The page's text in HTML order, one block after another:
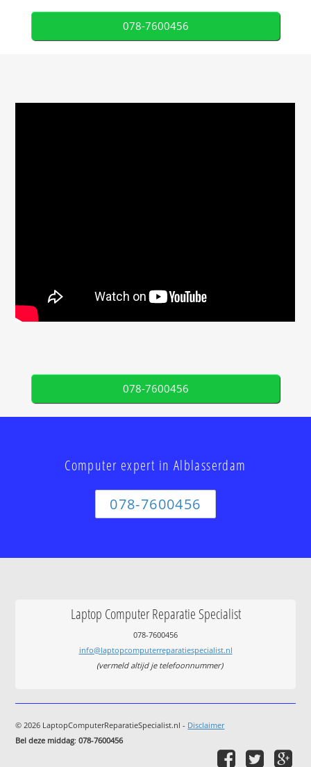
078-7600456
078-7600456
Computer expert in Alblasserdam
078-7600456
Laptop Computer Reparatie Specialist
078-7600456
info@laptopcomputerreparatiespecialist.nl
(vermeld altijd je telefoonnummer)
© 2026 LaptopComputerReparatieSpecialist.nl - Disclaimer
Bel deze middag:078-7600456